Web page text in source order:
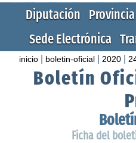
Diputación Provincia
Sede Electrónica
inicio boletin-oficial 2020
Boletín
Ficha del